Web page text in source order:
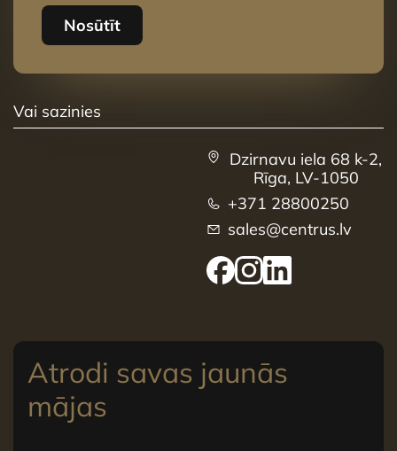
Nosūtīt
Vai sazinies
Dzirnavu iela 68 k-2,
Rīga, LV-1050
+371 28800250
sales@centrus.lv
Atrodi savas jaunās
mājas